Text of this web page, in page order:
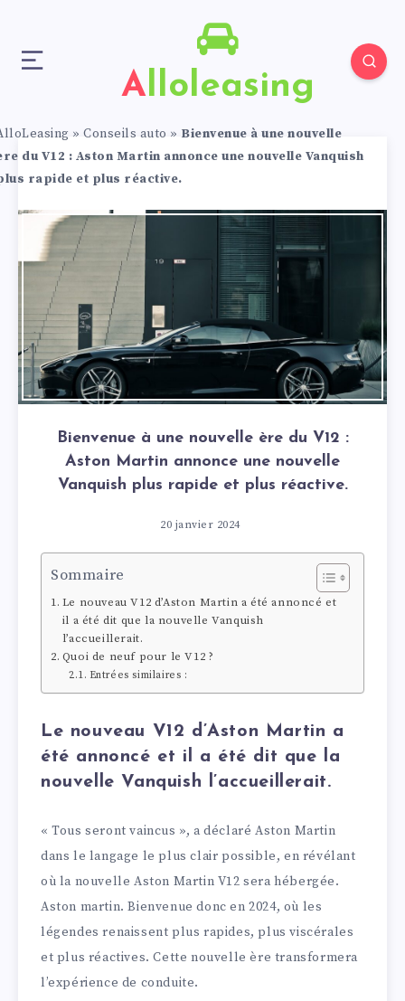
Alloleasing
» Conseils auto » Bienvenue à une nouvelle
du V12 : Aston Martin annonce une nouvelle Vanquish
rapide et plus réactive.
Bienvenue à une nouvelle ère du V12 :
Aston Martin annonce une nouvelle
Vanquish plus rapide et plus réactive.
20 janvier 2024
Sommaire
Le nouveau V12 d’Aston Martin a été annoncé et
il a été dit que la nouvelle Vanquish
l’accueillerait.
Quoi de neuf pour le V12 ?
Entrées similaires :
Le nouveau V12 d’Aston Martin a
été annoncé et il a été dit que la
nouvelle Vanquish l’accueillerait.
« Tous seront vaincus », a déclaré Aston Martin
dans le langage le plus clair possible, en révélant
où la nouvelle Aston Martin V12 sera hébergée.
Aston martin. Bienvenue donc en 2024, où les
légendes renaissent plus rapides, plus viscérales
et plus réactives. Cette nouvelle ère transformera
l’expérience de conduite.